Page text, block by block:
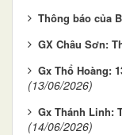
Thông báo của
GX Châu Sơn:
Gx Thổ Hoàng:
(13/06/2026)
Gx Thánh Linh:
(14/06/2026)